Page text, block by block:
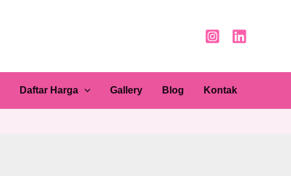
Daftar Harga Gallery Blog Kontak